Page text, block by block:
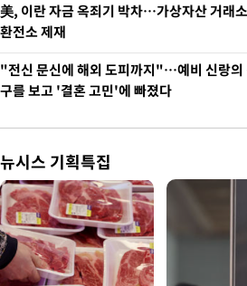
美, 이란 자금 옥죄기 박차…가상자산 거래
환전소 제재
"전신 문신에 해외 도피까지"…예비 신랑의
구를 보고 '결혼 고민'에 빠졌다
뉴시스 기획특집